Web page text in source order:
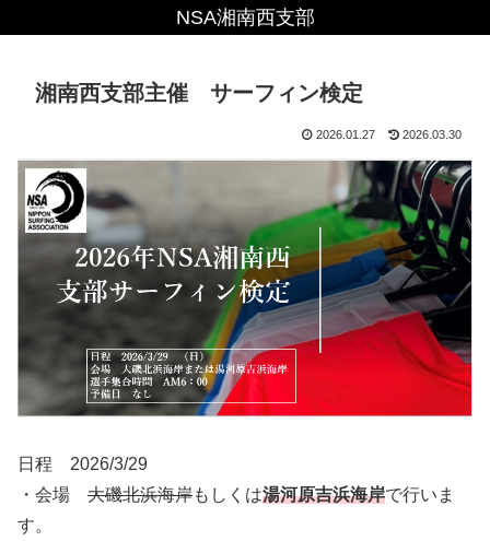
NSA湘南西支部
湘南西支部主催 サーフィン検定
2026.01.27 2026.03.30
日程 2026/3/29
・会場 大磯北浜海岸もしくは湯河原吉浜海岸で行いま
す。